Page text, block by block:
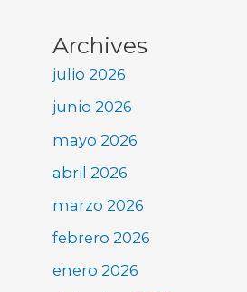
Archives
julio 2026
junio 2026
mayo 2026
abril 2026
marzo 2026
febrero 2026
enero 2026